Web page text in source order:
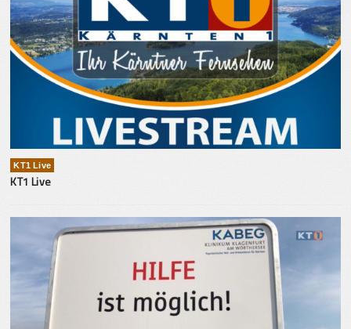
KT1 Live
KT1 Live